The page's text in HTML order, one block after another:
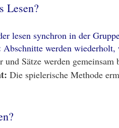
Lesen?
lesen synchron in der
Abschnitte werden
und Sätze werden
Die spielerische Methode